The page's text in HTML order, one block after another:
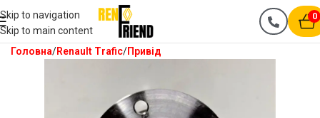
Skip to navigation
Skip to main content
0
Головна Renault Trafic Привід